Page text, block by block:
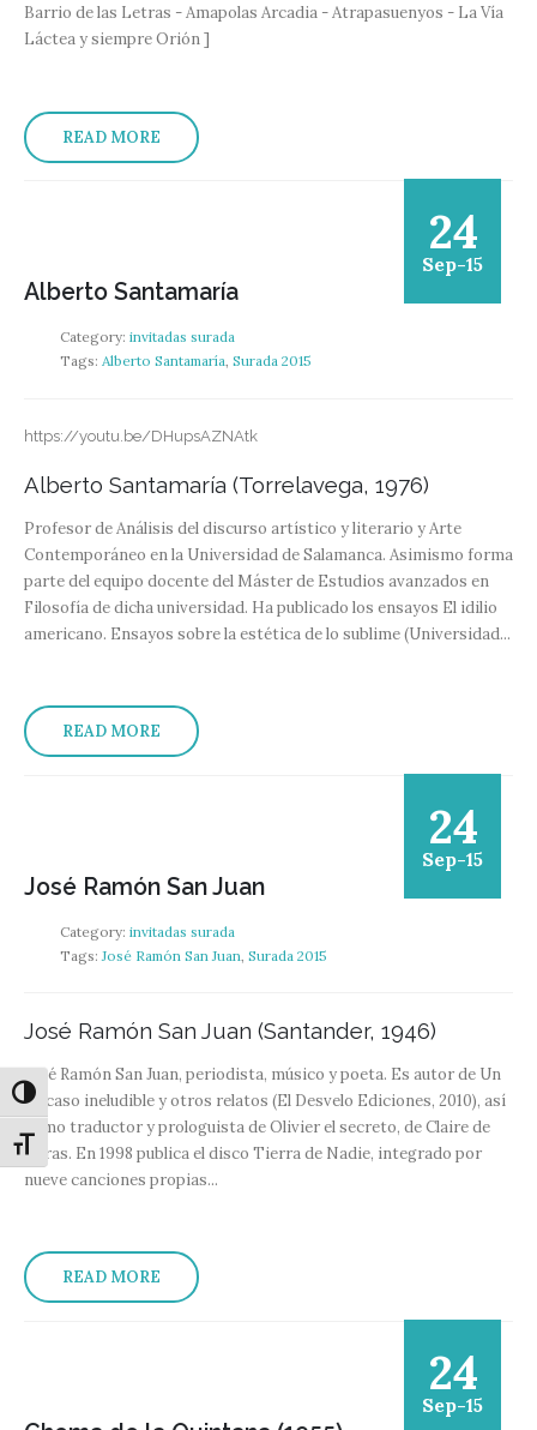
Alternar alto contraste
Alternar tamaño de letra
Barrio de las Letras - Amapolas Arcadia - Atrapasuenyos - La Vía
Láctea y siempre Orión ]
READ MORE
24
Sep-15
Alberto Santamaría
Category: invitadas surada
Tags: Alberto Santamaría, Surada 2015
https://youtu.be/DHupsAZNAtk
Alberto Santamaría (Torrelavega, 1976)
Profesor de Análisis del discurso artístico y literario y Arte
Contemporáneo en la Universidad de Salamanca. Asimismo forma
parte del equipo docente del Máster de Estudios avanzados en
Filosofía de dicha universidad. Ha publicado los ensayos El idilio
americano. Ensayos sobre la estética de lo sublime (Universidad...
READ MORE
24
Sep-15
José Ramón San Juan
Category: invitadas surada
Tags: José Ramón San Juan Surada 2015
José Ramón San Juan (Santander, 1946)
José Ramón San Juan, periodista, músico y poeta. Es autor de Un
fracaso ineludible y otros relatos (El Desvelo Ediciones, 2010), así
como traductor y prologuista de Olivier el secreto, de Claire de
Duras. En 1998 publica el disco Tierra de Nadie, integrado por
nueve canciones propias...
READ MORE
24
Sep-15